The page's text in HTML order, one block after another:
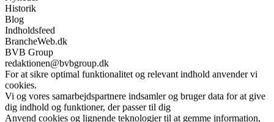
Historik
Blog
Indholdsfeed
BrancheWeb.dk
BVB Group
redaktionen@bvbgroup.dk
For at sikre optimal funktionalitet og relevant indhold anvender vi
cookies.
Vi og vores samarbejdspartnere indsamler og bruger data for at give
dig indhold og funktioner, der passer til dig
Anvend cookies og lignende teknologier til at gemme information,